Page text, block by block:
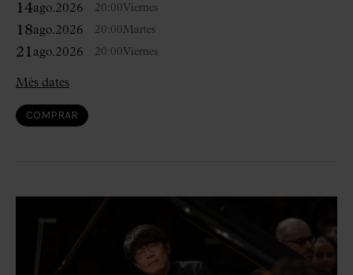
14ago.2026 20:00Viernes
18ago.2026 20:00Martes
21 ago.2026 20:00Viernes
Més dates
COMPRAR